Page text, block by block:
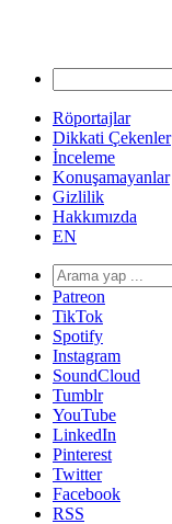
Röportajlar
Dikkati Çekenler
İnceleme
Konuşamayanlar
Gizlilik
Hakkımızda
EN
Patreon
TikTok
Spotify
Instagram
SoundCloud
Tumblr
YouTube
LinkedIn
Pinterest
Twitter
Facebook
RSS